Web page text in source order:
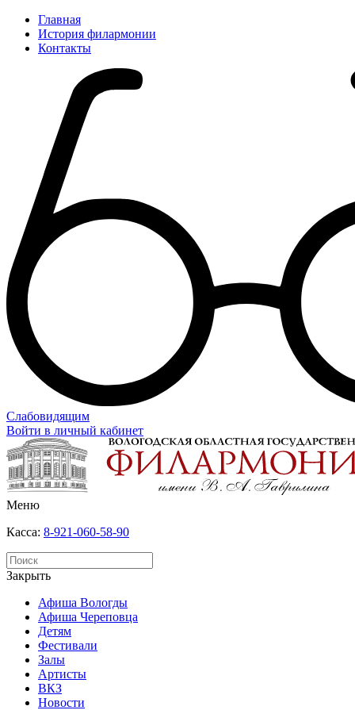
Главная
История филармонии
Контакты
Слабовидящим
Войти в личный кабинет
Меню
Касса: 8-921-060-58-90
Закрыть
Афиша Вологды
Афиша Череповца
Детям
Фестивали
Залы
Артисты
ВКЗ
Новости